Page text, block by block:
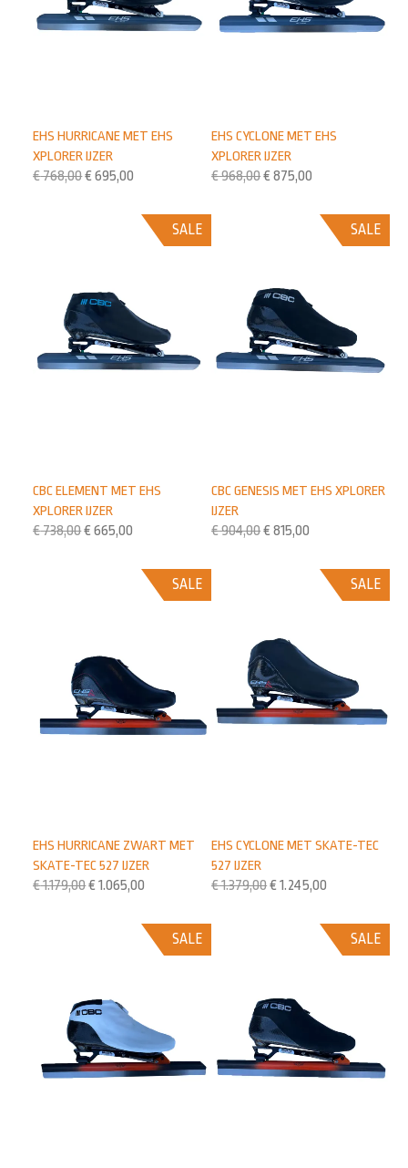
EHS CYCLONE MET EHS
XPLORER IJZER
€968,00€ 875,00
EHS HURRICANE MET EHS
XPLORER IJZER
€768,00€ 695,00
SALE
CBC GENESIS MET EHS XPLORER
IJZER
€904,00€ 815,00
SALE
CBC ELEMENT MET EHS
XPLORER IJZER
€738,00€ 665,00
SALE
EHS CYCLONE MET SKATE-TEC
527 IJZER
€1.379,00€ 1.245,00
SALE
EHS HURRICANE ZWART MET
SKATE-TEC 527 IJZER
€1.179,00€ 1.065,00
SALE
SALE